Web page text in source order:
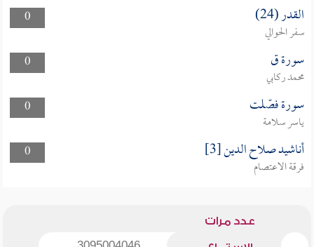
0
القدر (24)
سفر الحوالي
0
سورة ق
محمد ركابي
0
سورة فصّلت
ياسر سلامة
0
أناشيد صلاح الدين [3]
فرقة الاعتصام
عدد مرات